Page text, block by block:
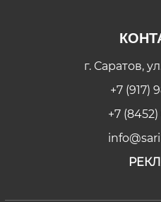
г. Саратов,
+7 (917)
+7